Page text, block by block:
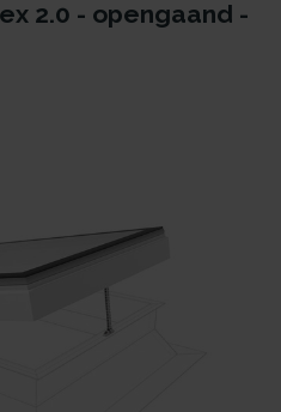
2.0 - opengaand -